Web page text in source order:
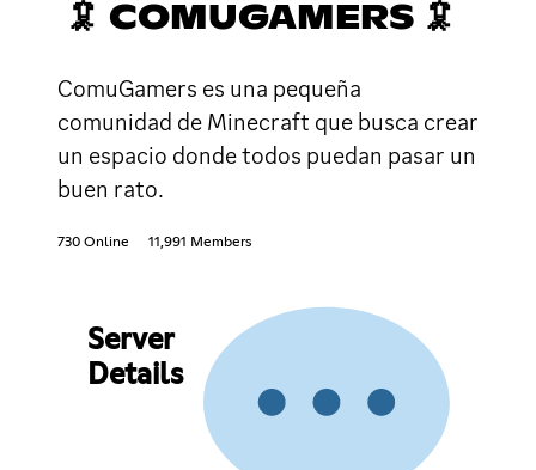
🦑 COMUGAMERS 🦑
ComuGamers es una pequeña
comunidad de Minecraft que busca crear
un espacio donde todos puedan pasar un
buen rato.
730 Online 11,991 Members
Server
Details